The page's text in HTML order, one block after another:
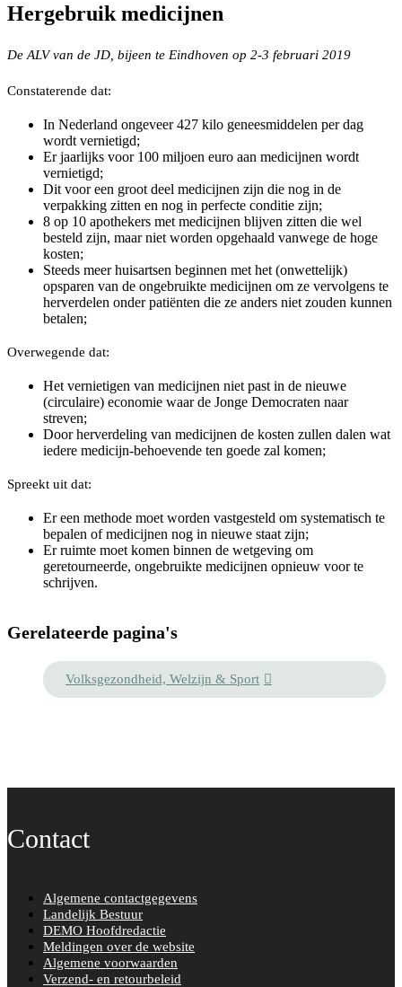
Hergebruik medicijnen
De ALV van de JD, bijeen te Eindhoven op 2-3 februari 2019
Constaterende dat:
In Nederland ongeveer 427 kilo geneesmiddelen per dag
wordt vernietigd;
Er jaarlijks voor 100 miljoen euro aan medicijnen wordt
vernietigd;
Dit voor een groot deel medicijnen zijn die nog in de
verpakking zitten en nog in perfecte conditie zijn;
8 op 10 apothekers met medicijnen blijven zitten die wel
besteld zijn, maar niet worden opgehaald vanwege de hoge
kosten;
Steeds meer huisartsen beginnen met het (onwettelijk)
opsparen van de ongebruikte medicijnen om ze vervolgens te
herverdelen onder patiënten die ze anders niet zouden kunnen
betalen;
Overwegende dat:
Het vernietigen van medicijnen niet past in de nieuwe
(circulaire) economie waar de Jonge Democraten naar
streven;
Door herverdeling van medicijnen de kosten zullen dalen wat
iedere medicijn-behoevende ten goede zal komen;
Spreekt uit dat:
Er een methode moet worden vastgesteld om systematisch te
bepalen of medicijnen nog in nieuwe staat zijn;
Er ruimte moet komen binnen de wetgeving om
geretourneerde, ongebruikte medicijnen opnieuw voor te
schrijven.
Gerelateerde pagina's
Volksgezondheid, Welzijn & Sport
Contact
Algemene contactgegevens
Landelijk Bestuur
DEMO Hoofdredactie
Meldingen over de website
Algemene voorwaarden
Verzend- en retourbeleid